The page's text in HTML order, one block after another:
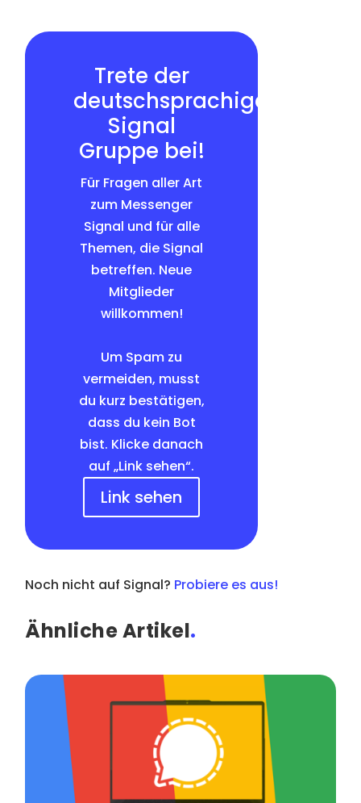
Trete der
deutschsprachigen
Signal
Gruppe bei!
Für Fragen aller Art
zum Messenger
Signal und für alle
Themen, die Signal
betreffen. Neue
Mitglieder
willkommen!
Um Spam zu
vermeiden, musst
du kurz bestätigen,
dass du kein Bot
bist. Klicke danach
auf „Link sehen“.
Link sehen
Noch nicht auf Signal? Probiere es aus!
Ähnliche Artikel.